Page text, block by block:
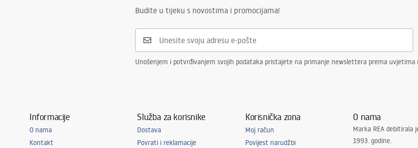
Budite u tijeku s novostima i promocijama!
Unošenjem i potvrđivanjem svojih podataka pristajete na primanje newslettera prema uvjetima
Informacije
O nama
Kontakt
Služba za korisnike
Dostava
Povrati i reklamacije
Korisnička zona
Moj račun
Povijest narudžbi
O nama
Marka REA
1993. godine.